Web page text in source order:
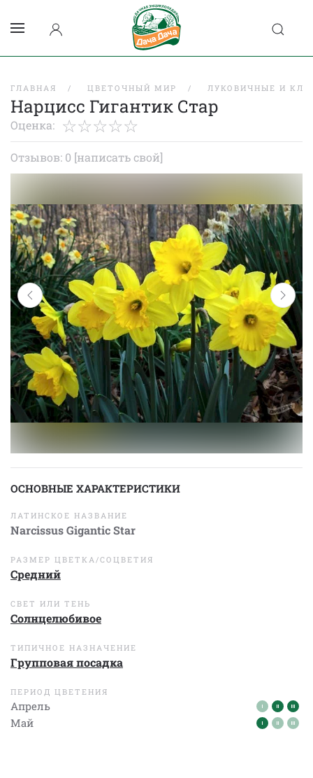
ГЛАВНАЯ ЦВЕТОЧНЫЙ МИР ЛУКОВИЧНЫЕ И
Нарцисс Гигантик Стар
Оценка:
Отзывов: 0 [написать свой]
ОСНОВНЫЕ ХАРАКТЕРИСТИКИ
ЛАТИНСКОЕ НАЗВАНИЕ
Narcissus Gigantic Star
РАЗМЕР ЦВЕТКА/СОЦВЕТИЯ
Средний
СВЕТ ИЛИ ТЕНЬ
Солнцелюбивое
ТИПИЧНОЕ НАЗНАЧЕНИЕ
Групповая посадка
ПЕРИОД ЦВЕТЕНИЯ
Апрель
Май